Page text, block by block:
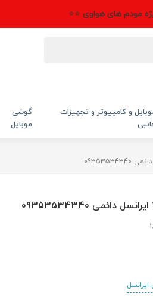
مودم های هواوی ⭐⭐
و کامپیوتر و تجهیزات
گوشی
موبایل